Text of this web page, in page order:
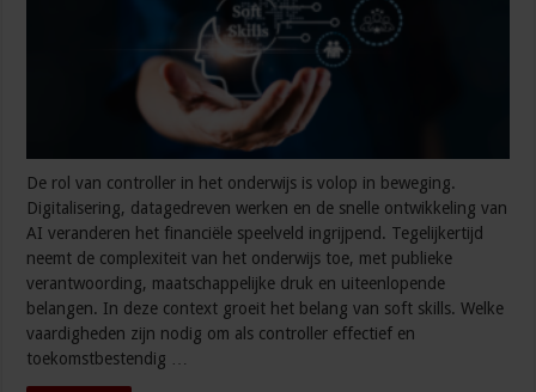
De rol van controller in het onderwijs is volop in beweging.
Digitalisering, datagedreven werken en de snelle ontwikkeling van
AI veranderen het financiële speelveld ingrijpend. Tegelijkertijd
neemt de complexiteit van het onderwijs toe, met publieke
verantwoording, maatschappelijke druk en uiteenlopende
belangen. In deze context groeit het belang van soft skills. Welke
vaardigheden zijn nodig om als controller effectief en
toekomstbestendig …